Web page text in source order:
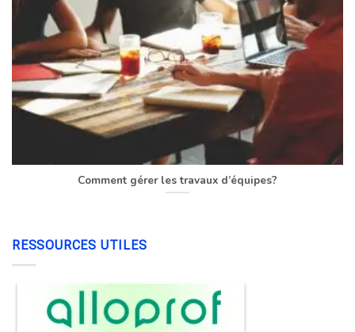
Comment gérer les travaux d’équipes?
RESSOURCES UTILES